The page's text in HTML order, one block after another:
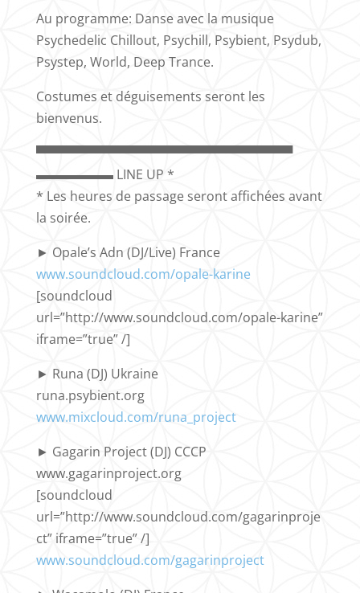
Au programme: Danse avec la musique
Psychedelic Chillout, Psychill, Psybient, Psydub,
Psystep, World, Deep Trance.
Costumes et déguisements seront les
bienvenus.
▀▀▀▀▀▀▀▀▀▀▀▀▀▀▀▀▀▀▀▀▀▀▀▀▀▀▀▀▀
▬▬▬▬▬▬ LINE UP *
* Les heures de passage seront affichées avant
la soirée.
► Opale’s Adn (DJ/Live) France
www.soundcloud.com/opale-karine
[soundcloud
url=”http://www.soundcloud.com/opale-karine”
iframe=”true” /]
► Runa (DJ) Ukraine
runa.psybient.org
www.mixcloud.com/runa_project
► Gagarin Project (DJ) CCCP
www.gagarinproject.org
[soundcloud
url=”http://www.soundcloud.com/gagarinproje
ct” iframe=”true” /]
www.soundcloud.com/gagarinproject